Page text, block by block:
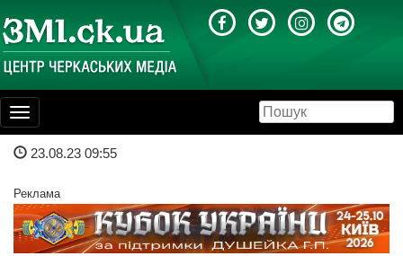
Toggle
navigation
23.08.23 09:55
Реклама